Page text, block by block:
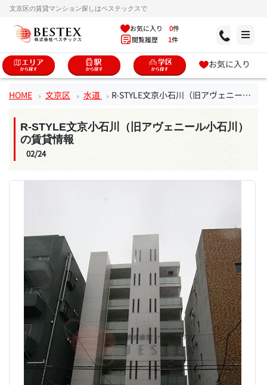
文京区の賃貸マンション探しはベステックスで
お気に入り 0件
閲覧履歴 1件
お気に入り
HOME 文京区 水道 R-STYLE文京小石川（旧アヴェニール小石川）
R-STYLE文京小石川（旧アヴェニール小石川）
の賃貸情報
02/24